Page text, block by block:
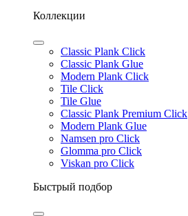
Коллекции
Classic Plank Click
Classic Plank Glue
Modern Plank Click
Tile Click
Tile Glue
Classic Plank Premium Click
Modern Plank Glue
Namsen pro Click
Glomma pro Click
Viskan pro Click
Быстрый подбор